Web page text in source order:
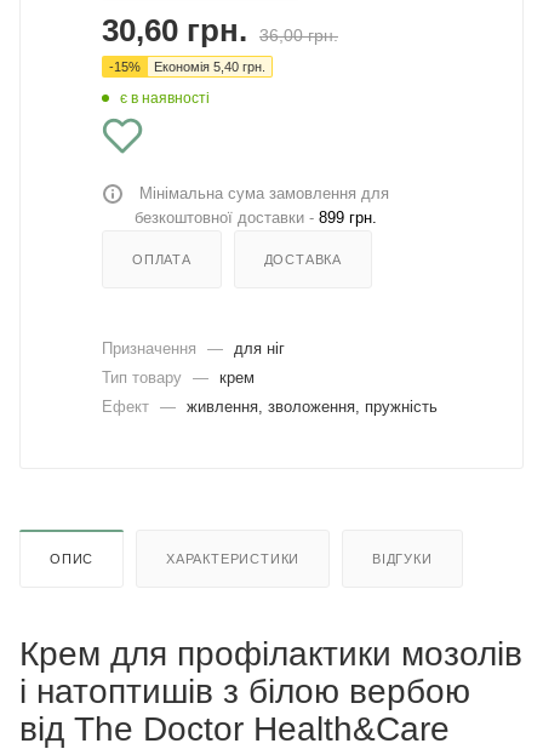
30,60 грн. 36,00грн.
-15% Економія 5,40 грн.
є в наявності
Мінімальна сума замовлення для
безкоштовної доставки - 899 грн.
ОПЛАТА ДОСТАВКА
Призначення —
для ніг
Тип товару — крем
Ефект — живлення, зволоження, пружність
ОПИС ХАРАКТЕРИСТИКИ ВІДГУКИ
Крем для профілактики мозолів
і натоптишів з білою вербою
від The Doctor Health&Care